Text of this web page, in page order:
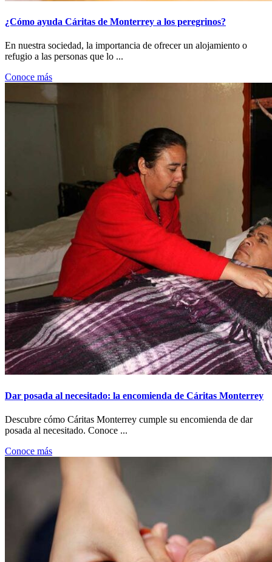
¿Cómo ayuda Cáritas de Monterrey a los peregrinos?
En nuestra sociedad, la importancia de ofrecer un alojamiento o
refugio a las personas que lo ...
Conoce más
Dar posada al necesitado: la encomienda de Cáritas Monterrey
Descubre cómo Cáritas Monterrey cumple su encomienda de dar
posada al necesitado. Conoce ...
Conoce más